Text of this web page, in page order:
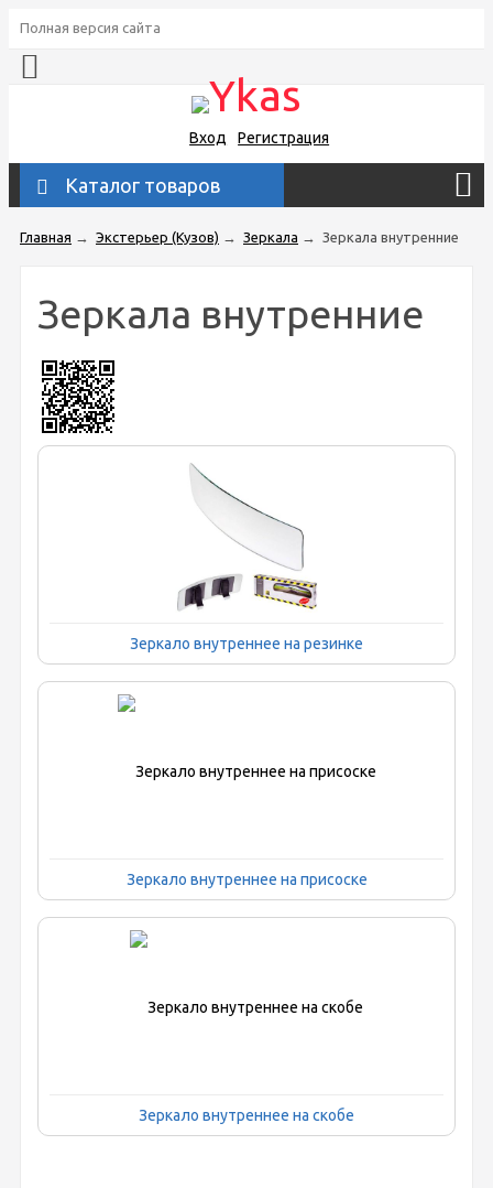
Полная версия сайта
Вход Регистрация
Каталог товаров
Главная → Экстерьер (Кузов) → Зеркала → Зеркала внутренние
Зеркала внутренние
Зеркало внутреннее на резинке
Зеркало внутреннее на присоске
Зеркало внутреннее на скобе